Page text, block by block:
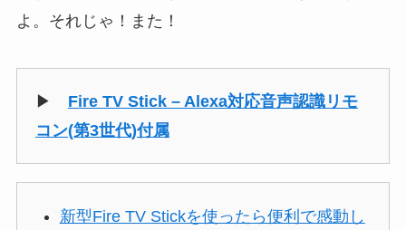
よ。それじゃ！また！
▶ Fire TV Stick – Alexa対応音声認識リモ
コン(第3世代)付属
新型Fire TV Stickを使ったら便利で感動し